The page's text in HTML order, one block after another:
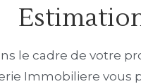
le cadre de votre
Immobiliere vous